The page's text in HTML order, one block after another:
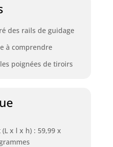
des rails de guidage
à comprendre
poignées de tiroirs
x l x h) : 59,99 x